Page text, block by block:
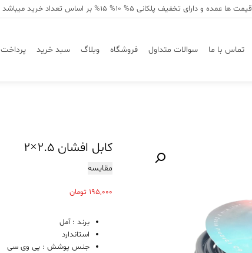
قیمت ها عمده و دارای تخفیف پلکانی 5% 10% 15% بر اساس تعداد خرید میباشد
تماس با ما سوالات متداول فروشگاه وبلاگ سبد خرید پرداخت
کابل افشان ۲.۵×۲
مقایسه
195,000 تومان
برند : آمل
استاندارد
جنس پوشش : پی وی سی